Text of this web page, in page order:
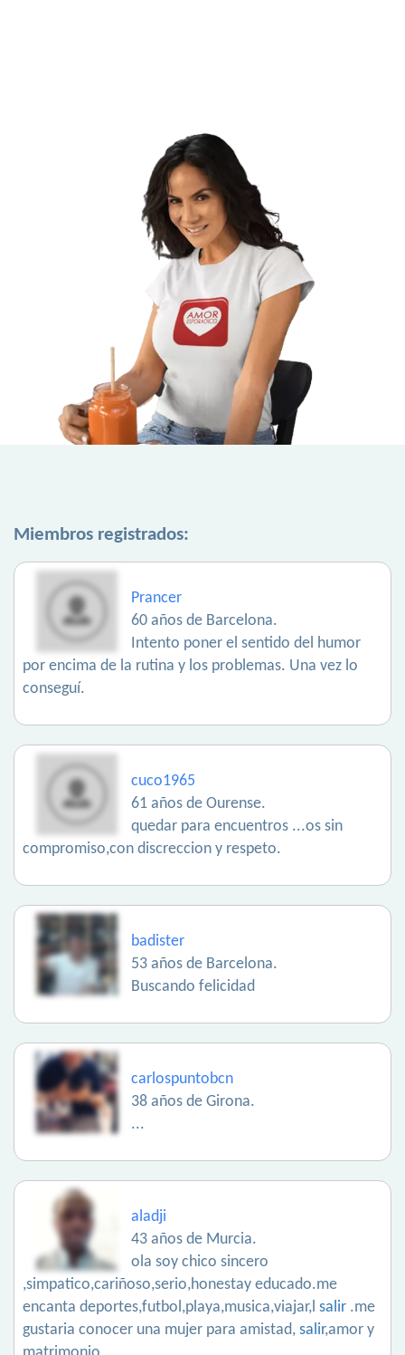
Miembros registrados:
Prancer
60 años de Barcelona.
Intento poner el sentido del humor
por encima de la rutina y los problemas. Una vez lo
conseguí.
cuco1965
61 años de Ourense.
quedar para encuentros ...os sin
compromiso,con discreccion y respeto.
badister
53 años de Barcelona.
Buscando felicidad
carlospuntobcn
38 años de Girona.
...
aladji
43 años de Murcia.
ola soy chico sincero
,simpatico,cariñoso,serio,honestay educado.me
encanta deportes,futbol,playa,musica,viajar,l salir .me
gustaria conocer una mujer para amistad, salir,amor y